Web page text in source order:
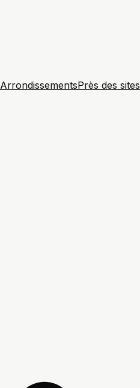
ArrondissementsPrès des sites